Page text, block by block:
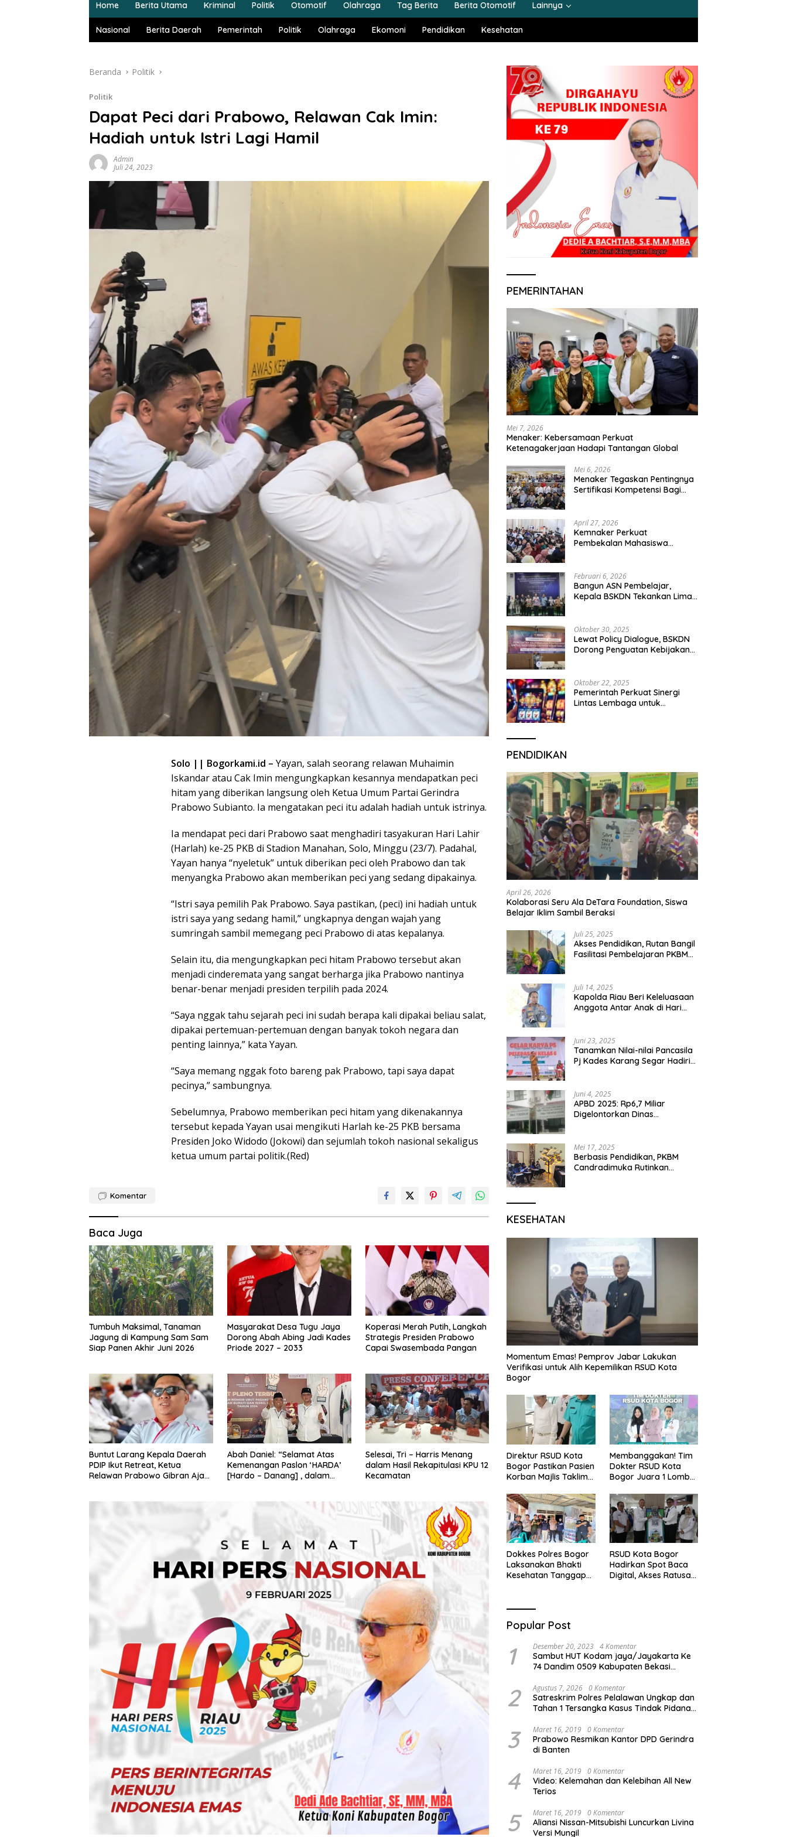
Home Berita Utama Kriminal Politik Otomotif Olahraga Tag Berita Berita Otomotif Lainnya
Nasional Berita Daerah Pemerintah Politik Olahraga Ekomoni Pendidikan Kesehatan
Beranda Politik
Politik
Dapat Peci dari Prabowo, Relawan Cak Imin:
Hadiah untuk Istri Lagi Hamil
Admin
Juli 24, 2023
Solo || Bogorkami.id – Yayan, salah seorang relawan Muhaimin
Iskandar atau Cak Imin mengungkapkan kesannya mendapatkan peci
hitam yang diberikan langsung oleh Ketua Umum Partai Gerindra
Prabowo Subianto. Ia mengatakan peci itu adalah hadiah untuk istrinya.
Ia mendapat peci dari Prabowo saat menghadiri tasyakuran Hari Lahir
(Harlah) ke-25 PKB di Stadion Manahan, Solo, Minggu (23/7). Padahal,
Yayan hanya “nyeletuk” untuk diberikan peci oleh Prabowo dan tak
menyangka Prabowo akan memberikan peci yang sedang dipakainya.
“Istri saya pemilih Pak Prabowo. Saya pastikan, (peci) ini hadiah untuk
istri saya yang sedang hamil,” ungkapnya dengan wajah yang
sumringah sambil memegang peci Prabowo di atas kepalanya.
Selain itu, dia mengungkapkan peci hitam Prabowo tersebut akan
menjadi cinderemata yang sangat berharga jika Prabowo nantinya
benar-benar menjadi presiden terpilih pada 2024.
“Saya nggak tahu sejarah peci ini sudah berapa kali dipakai beliau salat,
dipakai pertemuan-pertemuan dengan banyak tokoh negara dan
penting lainnya,” kata Yayan.
“Saya memang nggak foto bareng pak Prabowo, tapi saya dapat
pecinya,” sambungnya.
Sebelumnya, Prabowo memberikan peci hitam yang dikenakannya
tersebut kepada Yayan usai mengikuti Harlah ke-25 PKB bersama
Presiden Joko Widodo (Jokowi) dan sejumlah tokoh nasional sekaligus
ketua umum partai politik.(Red)
Komentar
Baca Juga
Tumbuh Maksimal, Tanaman
Jagung di Kampung Sam Sam
Siap Panen Akhir Juni 2026
Masyarakat Desa Tugu Jaya
Dorong Abah Abing Jadi Kades
Priode 2027 – 2033
Koperasi Merah Putih, Langkah
Strategis Presiden Prabowo
Capai Swasembada Pangan
Buntut Larang Kepala Daerah
PDIP Ikut Retreat, Ketua
Relawan Prabowo Gibran Ajak
Abah Daniel: “Selamat Atas
Kemenangan Paslon ‘HARDA’
[Hardo – Danang] , dalam
Selesai, Tri – Harris Menang
dalam Hasil Rekapitulasi KPU 12
Kecamatan
PEMERINTAHAN
Mei 7, 2026
Menaker: Kebersamaan Perkuat
Ketenagakerjaan Hadapi Tantangan Global
Mei 6, 2026
Menaker Tegaskan Pentingnya
Sertifikasi Kompetensi Bagi
April 27, 2026
Kemnaker Perkuat
Pembekalan Mahasiswa
Februari 6, 2026
Bangun ASN Pembelajar,
Kepala BSKDN Tekankan Lima
Oktober 30, 2025
Lewat Policy Dialogue, BSKDN
Dorong Penguatan Kebijakan
Oktober 22, 2025
Pemerintah Perkuat Sinergi
Lintas Lembaga untuk
PENDIDIKAN
April 26, 2026
Kolaborasi Seru Ala DeTara Foundation, Siswa
Belajar Iklim Sambil Beraksi
Juli 25, 2025
Akses Pendidikan, Rutan Bangil
Fasilitasi Pembelajaran PKBM
Juli 14, 2025
Kapolda Riau Beri Keleluasaan
Anggota Antar Anak di Hari
Juni 23, 2025
Tanamkan Nilai-nilai Pancasila
Pj Kades Karang Segar Hadiri
01 Karang Segar
Juni 4, 2025
APBD 2025: Rp6,7 Miliar
Digelontorkan Dinas
Mei 17, 2025
Berbasis Pendidikan, PKBM
Candradimuka Rutinkan
KESEHATAN
Momentum Emas! Pemprov Jabar Lakukan
Verifikasi untuk Alih Kepemilikan RSUD Kota
Bogor
Direktur RSUD Kota
Bogor Pastikan Pasien
Korban Majlis Taklim
Mendapatkan
Perawatan Maksimal
Membanggakan! Tim
Dokter RSUD Kota
Bogor Juara 1 Lomba
Pengakuan di Pentas
Medis Se-Bogor
Dokkes Polres Bogor
Laksanakan Bhakti
Kesehatan Tanggap
RSUD Kota Bogor
Hadirkan Spot Baca
Digital, Akses Ratusan
Popular Post
1 Desember 20, 2023 4 Komentar
Sambut HUT Kodam jaya/Jayakarta Ke
74 Dandim 0509 Kabupaten Bekasi
Yatim-Piatu
2 Agustus 7, 2026 0 Komentar
Satreskrim Polres Pelalawan Ungkap dan
Tahan 1 Tersangka Kasus Tindak Pidana
3 Maret 16, 2019 0 Komentar
Prabowo Resmikan Kantor DPD Gerindra
di Banten
4 Maret 16, 2019 0 Komentar
Video: Kelemahan dan Kelebihan All New
Terios
5 Maret 16, 2019 0 Komentar
Aliansi Nissan-Mitsubishi Luncurkan Livina
Versi Mungil